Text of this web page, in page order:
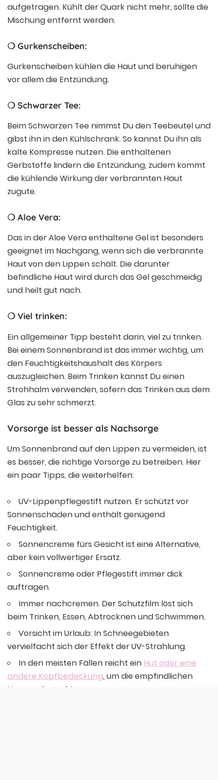
aufgetragen. Kühlt der Quark nicht mehr, sollte die
Mischung entfernt werden.
❍ Gurkenscheiben:
Gurkenscheiben kühlen die Haut und beruhigen
vor allem die Entzündung.
❍ Schwarzer Tee:
Beim Schwarzen Tee nimmst Du den Teebeutel und
gibst ihn in den Kühlschrank. So kannst Du ihn als
kalte Kompresse nutzen. Die enthaltenen
Gerbstoffe lindern die Entzündung, zudem kommt
die kühlende Wirkung der verbrannten Haut
zugute.
❍ Aloe Vera:
Das in der Aloe Vera enthaltene Gel ist besonders
geeignet im Nachgang, wenn sich die verbrannte
Haut von den Lippen schält. Die darunter
befindliche Haut wird durch das Gel geschmeidig
und heilt gut nach.
❍ Viel trinken:
Ein allgemeiner Tipp besteht darin, viel zu trinken.
Bei einem Sonnenbrand ist das immer wichtig, um
den Feuchtigkeitshaushalt des Körpers
auszugleichen. Beim Trinken kannst Du einen
Strohhalm verwenden, sofern das Trinken aus dem
Glas zu sehr schmerzt.
Vorsorge ist besser als Nachsorge
Um Sonnenbrand auf den Lippen zu vermeiden, ist
es besser, die richtige Vorsorge zu betreiben. Hier
ein paar Tipps, die weiterhelfen:
UV-Lippenpflegestift nutzen. Er schützt vor
Sonnenschäden und enthält genügend
Feuchtigkeit.
Sonnencreme fürs Gesicht ist eine Alternative,
aber kein vollwertiger Ersatz.
Sonnencreme oder Pflegestift immer dick
auftragen.
Immer nachcremen. Der Schutzfilm löst sich
beim Trinken, Essen, Abtrocknen und Schwimmen.
Vorsicht im Urlaub: In Schneegebieten
vervielfacht sich der Effekt der UV-Strahlung.
In den meisten Fällen reicht ein Hut oder eine
andere Kopfbedeckung, um die empfindlichen
Lippen abzuschirmen.